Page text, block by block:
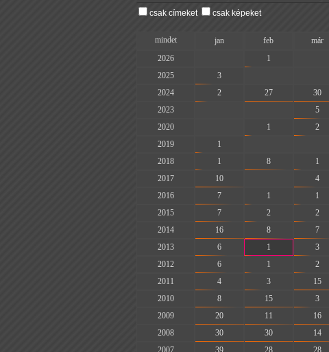
csak címeket
csak képeket
mindet jan feb már
2026
1
2025
3
2024
2 27 30
2023
5
2020
1 2
2019
1
2018
1 8 1
2017
10 4
2016
7 1 1
2015
7 2 2
2014
16 8 7
2013
6 1 3
2012
6 1 2
2011
4 3 15
2010
8 15 3
2009
20 11 16
2008
30 30 14
2007
39 28 28